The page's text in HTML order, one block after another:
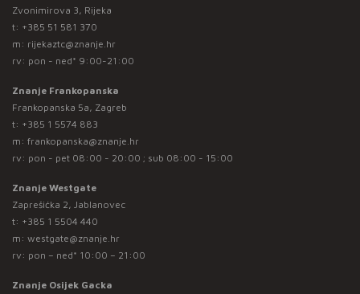
Zvonimirova 3, Rijeka
t: +385 51 581 370
m: rijekaztc@znanje.hr
rv: pon - ned* 9:00-21:00
Znanje Frankopanska
Frankopanska 5a, Zagreb
t: +385 1 5574 883
m: frankopanska@znanje.hr
rv: pon - pet 08:00 - 20:00 ; sub 08:00 - 15:00
Znanje Westgate
Zaprešićka 2, Jablanovec
t: +385 1 5504 440
m: westgate@znanje.hr
rv: pon – ned* 10:00 – 21:00
Znanje Osijek Gacka